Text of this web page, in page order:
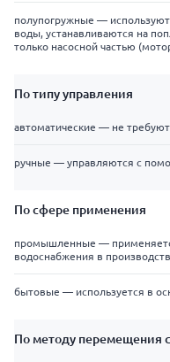
полупогружные —
воды, устанавливаются на
только насосной частью
По типу управления
автоматические — не требуют
ручные — управляются с
По сфере применения
промышленные —
водоснабжения в
бытовые — используется в
По методу перемещения